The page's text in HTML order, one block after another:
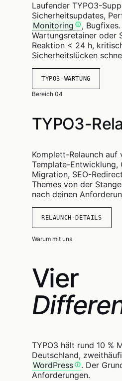
Laufender TYPO3-
Sicherheitsupdates,
Monitoring
,
Wartungsretainer oder
Reaktion < 24 h,
Sicherheitslücken
TYPO3-WARTUNG
Bereich 04
TYPO3-
Komplett-Relaunch auf
Template-Entwicklung,
Migration, SEO-
Themes von der
nach deinen
RELAUNCH-DETAILS
Warum mit uns
Vier
TYPO3 hält rund 10 %
Deutschland,
WordPress
. Der
Anforderungen.